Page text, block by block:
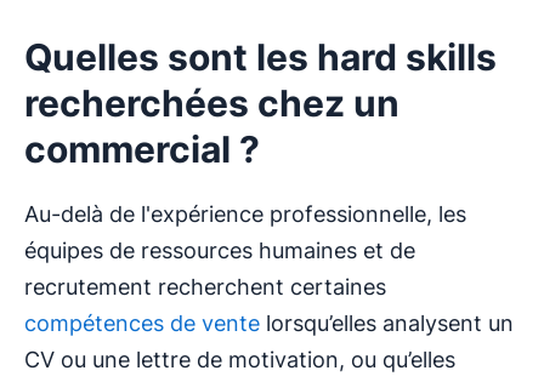
Quelles sont les hard skills
recherchées chez un
commercial ?
Au-delà de l'expérience professionnelle, les
équipes de ressources humaines et de
recrutement recherchent certaines
compétences de vente lorsqu’elles analysent un
CV ou une lettre de motivation, ou qu’elles